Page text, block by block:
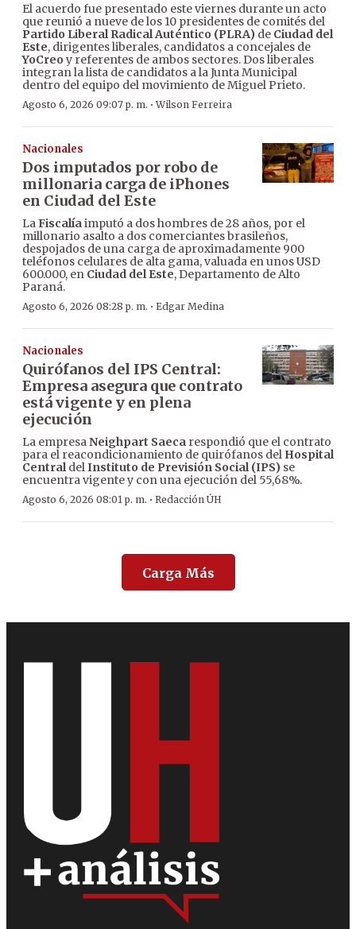
El acuerdo fue presentado este viernes durante un acto
que reunió a nueve de los 10 presidentes de comités del
Partido Liberal Radical Auténtico (PLRA) de Ciudad del
Este, dirigentes liberales, candidatos a concejales de
YoCreo y referentes de ambos sectores. Dos liberales
integran la lista de candidatos a la Junta Municipal
dentro del equipo del movimiento de Miguel Prieto.
Agosto 6, 2026 09:07 p. m. ·Wilson Ferreira
Nacionales
Dos imputados por robo de
millonaria carga de iPhones
en Ciudad del Este
LaFiscalíaimputó a dos hombres de 28 años, por el
millonario asalto a dos comerciantes brasileños,
despojados de una carga de aproximadamente 900
teléfonos celulares de alta gama, valuada en unos USD
600.000, en Ciudad del Este, Departamento de Alto
Paraná.
Agosto 6, 2026 08:28 p. m. · Edgar Medina
Nacionales
Quirófanos del IPS Central:
Empresa asegura que contrato
está vigente y en plena
ejecución
La empresaNeighpart Saeca respondió que el contrato
para el reacondicionamiento de quirófanos del Hospital
CentraldelInstituto de Previsión Social (IPS) se
encuentra vigente y con una ejecución del 55,68%.
Agosto 6, 2026 08:01 p. m. · Redacción ÚH
Carga Más